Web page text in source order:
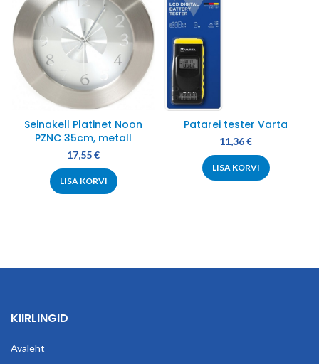
Seinakell Platinet Noon
PZNC 35cm, metall
17,55€
LISA KORVI
Patarei tester Varta
11,36€
LISA KORVI
KIIRLINGID
Avaleht